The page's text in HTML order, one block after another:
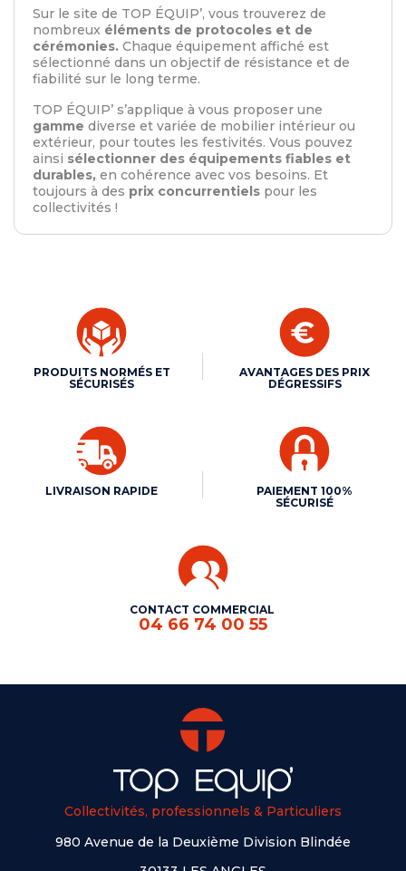
Sur le site de TOP ÉQUIP’, vous trouverez de
nombreux éléments de protocoles et de
cérémonies. Chaque équipement affiché est
sélectionné dans un objectif de résistance et de
fiabilité sur le long terme.
TOP ÉQUIP’ s’applique à vous proposer une
gamme diverse et variée de mobilier intérieur ou
extérieur, pour toutes les festivités. Vous pouvez
ainsi sélectionner des équipements fiables et
durables, en cohérence avec vos besoins. Et
toujours à des prix concurrentiels pour les
collectivités !
PRODUITS NORMÉS ET
SÉCURISÉS
AVANTAGES DES PRIX
DÉGRESSIFS
LIVRAISON RAPIDE
PAIEMENT 100%
SÉCURISÉ
CONTACT COMMERCIAL
04 66 74 00 55
Collectivités, professionnels & Particuliers
980 Avenue de la Deuxième Division Blindée